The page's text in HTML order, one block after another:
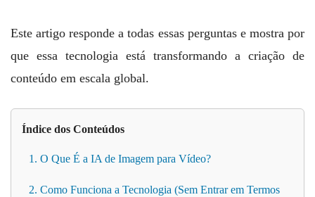
Este artigo responde a todas essas perguntas e mostra por
que essa tecnologia está transformando a criação de
conteúdo em escala global.
Índice dos Conteúdos
1. O Que É a IA de Imagem para Vídeo?
2. Como Funciona a Tecnologia (Sem Entrar em Termos